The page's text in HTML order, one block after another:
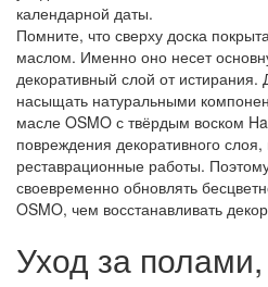
календарной даты.
Помните, что сверху доска
маслом. Именно оно несет
декоративный слой от
насыщать натуральными
масле OSMO с твёрдым воском
повреждения декоративного
реставрационные работы.
своевременно обновлять
OSMO, чем восстанавливать
Уход за